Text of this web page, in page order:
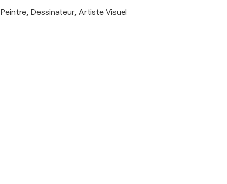
Peintre, Dessinateur, Artiste Visuel